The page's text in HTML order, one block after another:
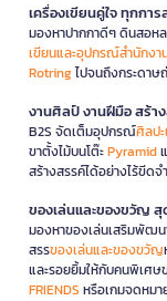
เครื่องเขียนคู่ใจ ทุกกา
มองหาปากกาดีๆ ดินสอห
เขียนและอุปกรณ์สำนักงา
Rotringไปจนถึงกระดาษ
งานศิลป์ งานฝีมือ สร้า
B2S จัดเต็มอุปกรณ์ศิลป
ขาตั้งไม้บนโต๊ะPyramid
สร้างสรรค์ได้อย่างไร้ขีดจ
ของเล่นและของขวัญ
มองหาของเล่นเสริมพัฒ
สรรของเล่นและของขวัญ
และรอยยิ้มให้กับคนพิเศษ
FRIENDS หรือเกมจดหมา